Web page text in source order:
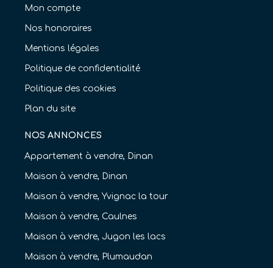
Mon compte
Nos honoraires
Mentions légales
Politique de confidentialité
Politique des cookies
Plan du site
NOS ANNONCES
Appartement à vendre, Dinan
Maison à vendre, Dinan
Maison à vendre, Yvignac la tour
Maison à vendre, Caulnes
Maison à vendre, Jugon les lacs
Maison à vendre, Plumaudan